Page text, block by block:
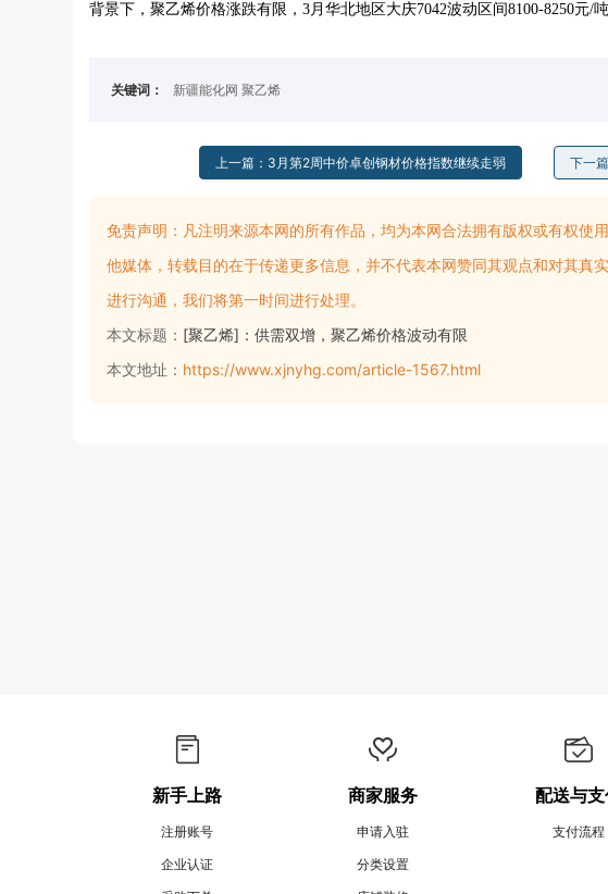
背景下，聚乙烯价格涨跌有限，3月华北地区大庆7042波动区间8100-8250元/吨
关键词： 新疆能化网 聚乙烯
上一篇：3月第2周中价卓创钢材价格指数继续走弱 下一
免责声明： 凡注明来源本网的所有作品，均为本网合法拥有版权或有权使
他媒体，转载目的在于传递更多信息，并不代表本网赞同其观点和对其真
进行沟通，我们将第一时间进行处理。
本文标题： [聚乙烯]：供需双增，聚乙烯价格波动有限
本文地址： https://www.xjnyhg.com/article-1567.html
新手上路
注册账号
企业认证
商家服务
申请入驻
分类设置
配送与
支付流程